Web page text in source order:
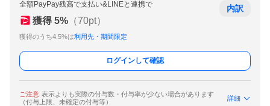
全額PayPay残高で支払い&LINEと連携で
獲得 5% （70pt）
獲得のうち4.5%は利用先・期間限定
内訳
ログインして確認
ご注意 表示よりも実際の付与数・付与率が少ない場合があります
（付与上限、未確定の付与等）
詳細